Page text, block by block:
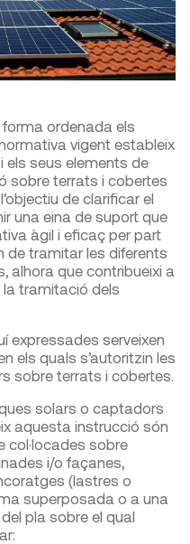
ordenada els
vigent estableix
els seus elements de
sobre terrats i cobertes
de clarificar el
una eina de suport que
àgil i eficaç per part
de tramitar les diferents
alhora que contribueixi a
tramitació dels
expressades serveixen
els quals s’autoritzin les
sobre terrats i cobertes.
solars o captadors
aquesta instrucció són
col·locades sobre
i/o façanes,
(lastres o
superposada o a una
pla sobre el qual